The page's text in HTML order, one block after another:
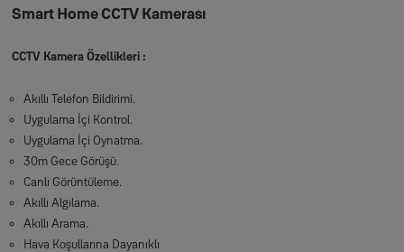
Smart Home CCTV Kamerası
CCTV Kamera Özellikleri :
Akıllı Telefon Bildirimi.
Uygulama İçi Kontrol.
Uygulama İçi Oynatma.
30m Gece Görüşü.
Canlı Görüntüleme.
Akıllı Algılama.
Akıllı Arama.
Hava Koşullarına Dayanıklı